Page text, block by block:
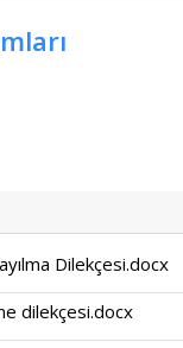
Dilekçesi.docx
dilekçesi.docx